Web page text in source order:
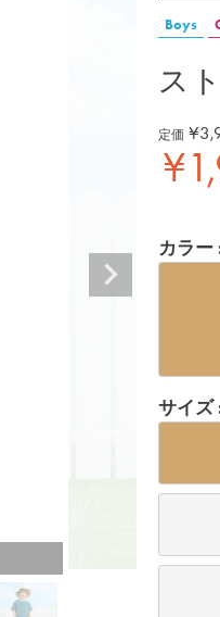
Boys
ス
定価 ¥
¥
カラー
サイズ